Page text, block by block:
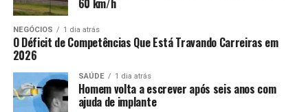
O adversário da Noruega nas quartas de final será
conhecido ainda neste domingo.
(horário de Brasília), o México pega a Inglaterra no
Estádio Azteca.
mexicana encara a seleção nórdica no próximo sábado
(11), às 18h, em Miami (Estados Unidos).
NEGÓCIOS 1 dia atrás
O Déficit de Competências Que Está Travando Carreiras em
2026
SAÚDE 1 dia atrás
Homem volta a escrever após seis anos com
ajuda de implante